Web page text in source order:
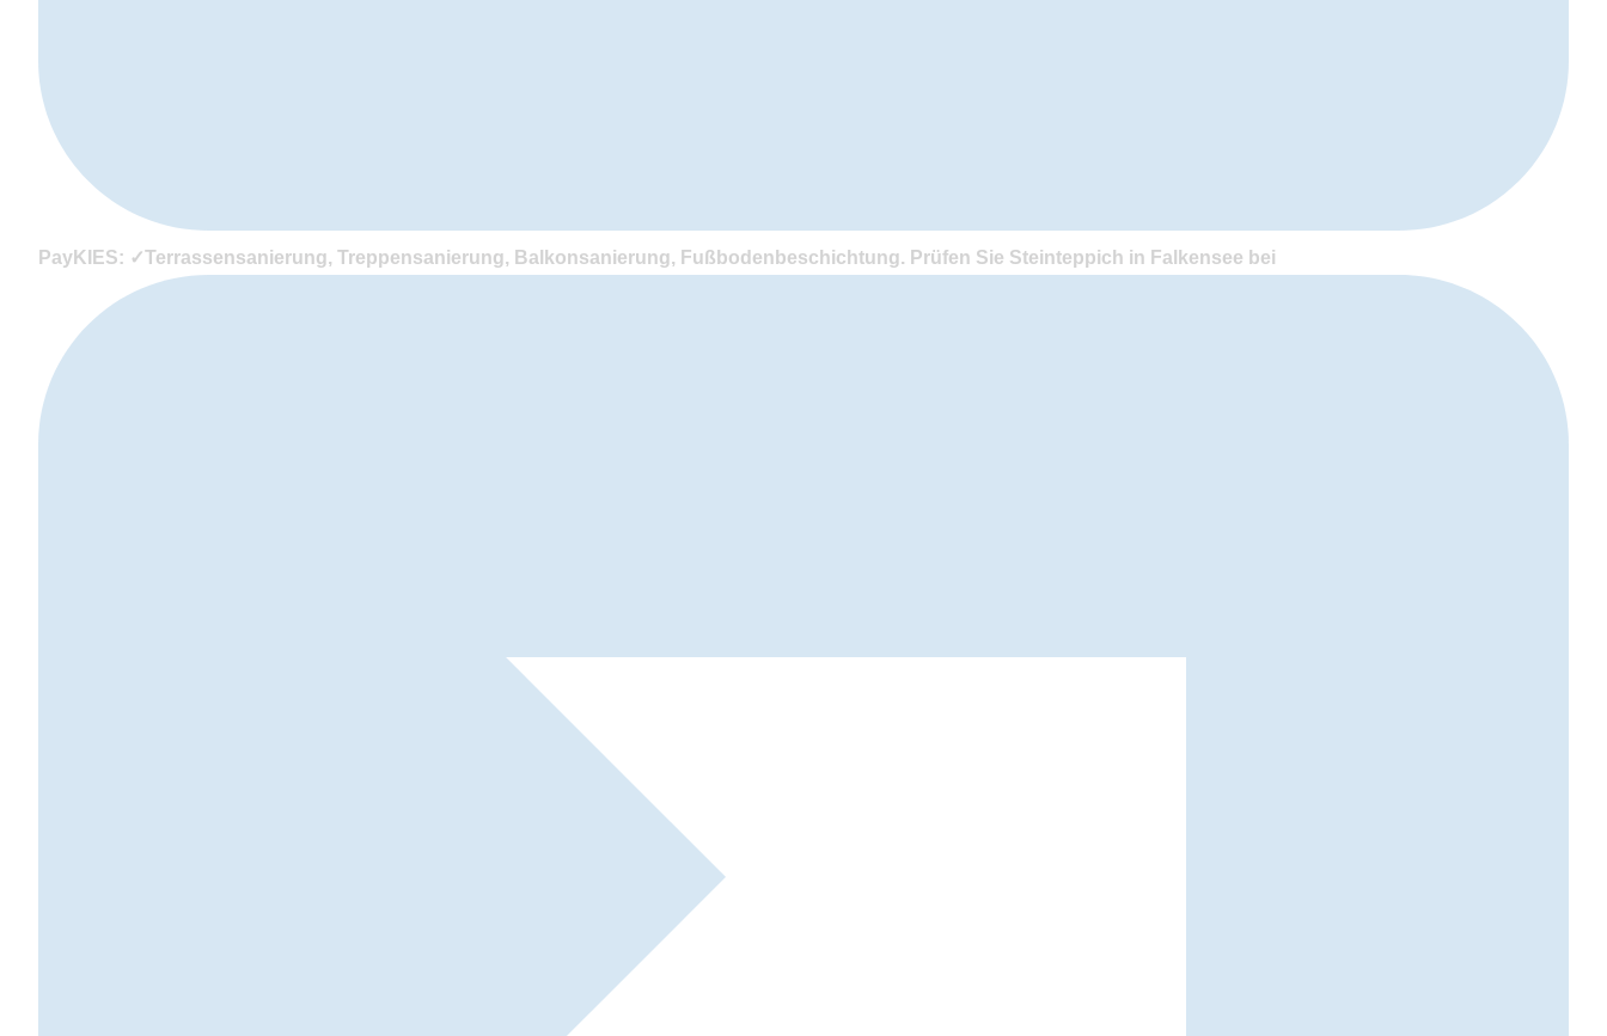
PayKIES: ✓Terrassensanierung, Treppensanierung, Balkonsanierung, Fußbodenbeschichtung. Prüfen Sie Steinteppich in Falkensee bei